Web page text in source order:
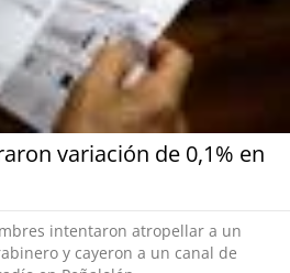
variación de 0,1% en
intentaron atropellar a un
y cayeron a un canal de